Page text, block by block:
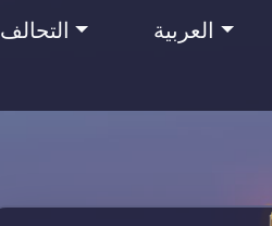
التحالف
العربية